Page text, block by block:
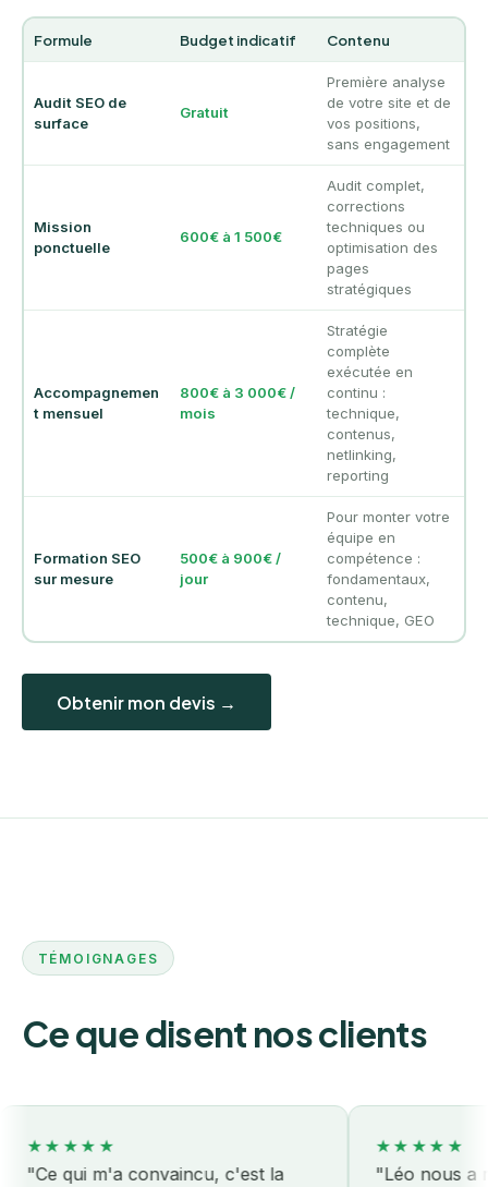
Formule Budget indicatif Contenu
Audit SEO de
surface
Gratuit
Première analyse
de votre site et de
vos positions,
sans engagement
Mission
ponctuelle
600€ à 1 500€
Audit complet,
corrections
techniques ou
optimisation des
pages
stratégiques
Accompagnemen
t mensuel
800€ à 3 000€ /
mois
Stratégie
complète
exécutée en
continu :
technique,
contenus,
netlinking,
reporting
Formation SEO
sur mesure
500€ à 900€ /
jour
Pour monter votre
équipe en
compétence :
fondamentaux,
contenu,
technique, GEO
Obtenir mon devis →
TÉMOIGNAGES
Ce que disent nos clients
qui m'a convaincu, c'est la
★★★★★
"Léo nous a